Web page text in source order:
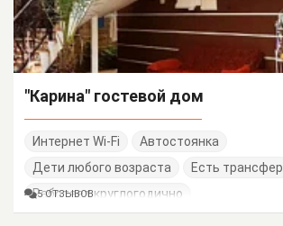
"Карина" гостевой дом
Интернет Wi-Fi
Автостоянка
Дети любого возраста
Есть трансфер
Работает круглогодично
5 ОТЗЫВОВ